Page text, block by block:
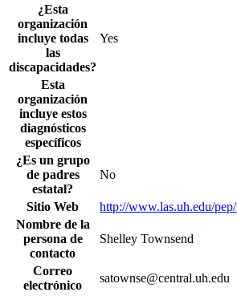
¿Esta
organización
incluye todas
las
discapacidades?
Yes
Esta
organización
incluye estos
diagnósticos
específicos
¿Es un grupo
de padres
estatal?
No
Sitio Web
http://www.las.uh.edu/
Nombre de la
persona de
contacto
Shelley Townsend
Correo
electrónico
satownse@central.uh.edu